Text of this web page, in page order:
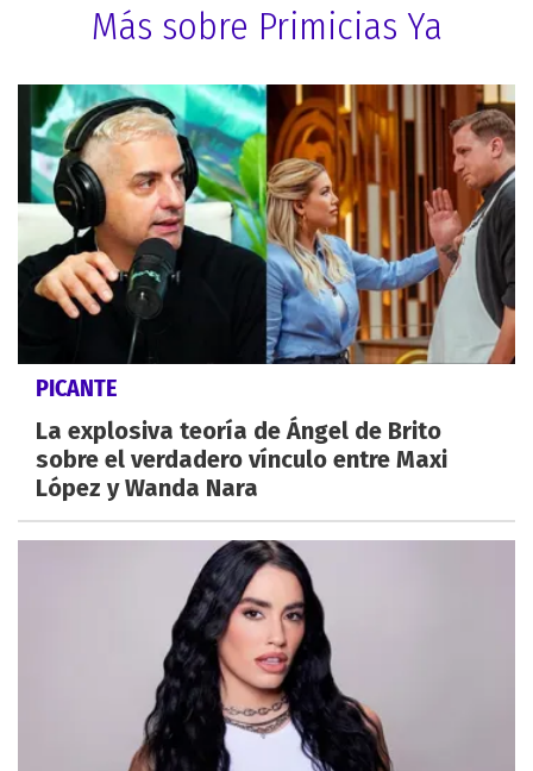
Más sobre Primicias Ya
PICANTE
La explosiva teoría de Ángel de Brito
sobre el verdadero vínculo entre Maxi
López y Wanda Nara